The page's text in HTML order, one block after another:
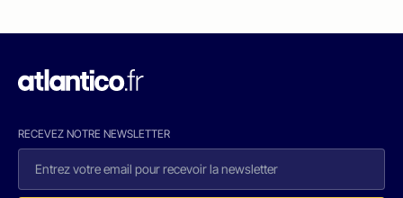
RECEVEZ NOTRE NEWSLETTER